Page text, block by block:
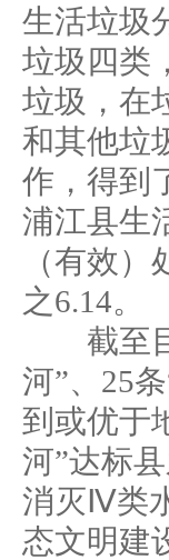
生活垃圾
垃圾四类
垃圾，在
和其他垃
作，得到
浦江县生
（有效
之6.14。
截至目
河”、25
到或优于
河”达标
消灭Ⅳ类
态文明建